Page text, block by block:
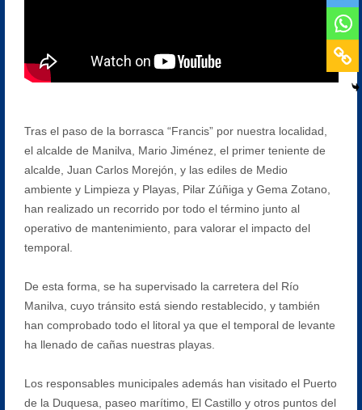
Tras el paso de la borrasca “Francis” por nuestra localidad,
el alcalde de Manilva, Mario Jiménez, el primer teniente de
alcalde, Juan Carlos Morejón, y las ediles de Medio
ambiente y Limpieza y Playas, Pilar Zúñiga y Gema Zotano,
han realizado un recorrido por todo el término junto al
operativo de mantenimiento, para valorar el impacto del
temporal.
De esta forma, se ha supervisado la carretera del Río
Manilva, cuyo tránsito está siendo restablecido, y también
han comprobado todo el litoral ya que el temporal de levante
ha llenado de cañas nuestras playas.
Los responsables municipales además han visitado el Puerto
de la Duquesa, paseo marítimo, El Castillo y otros puntos del